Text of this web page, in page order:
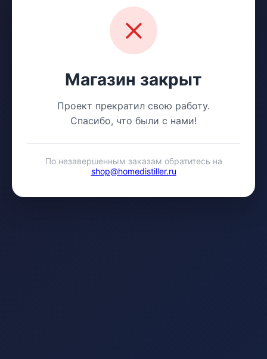
Магазин закрыт
Проект прекратил свою работу.
Спасибо, что были с нами!
По незавершенным заказам обратитесь на
shop@homedistiller.ru